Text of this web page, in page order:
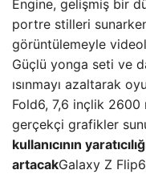
Engine, gelişmiş bir
portre stilleri sunarken
görüntülemeyle
Güçlü yonga seti ve
ısınmayı azaltarak
Fold6, 7,6 inçlik 2600
gerçekçi grafikler
kullanıcının
artacakGalaxy Z